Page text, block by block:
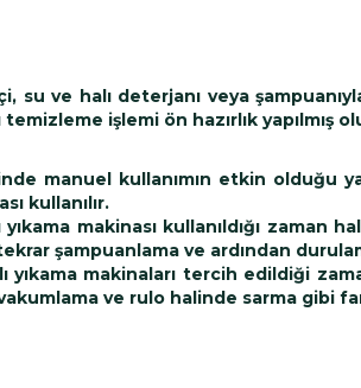
su ve halı deterjanı veya
temizleme işlemi ön hazırlık yapılmış
manuel kullanımın etkin
kullanılır.
yıkama makinası kullanıldığı
şampuanlama ve ardından
yıkama makinaları tercih edildiği
vakumlama ve rulo halinde sarma gibi